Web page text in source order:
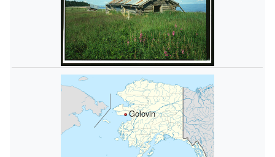
Golovin